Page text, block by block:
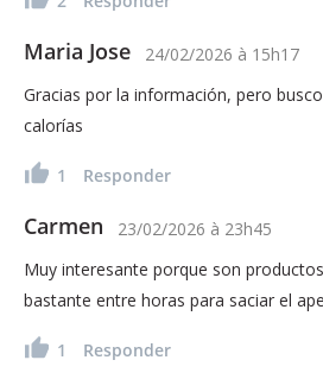
Maria Jose 24/02/2026 à 15h17
Gracias por la información, pero
calorías
1 Responder
Carmen 23/02/2026 à 23h45
Muy interesante porque son
bastante entre horas para saciar el
1 Responder